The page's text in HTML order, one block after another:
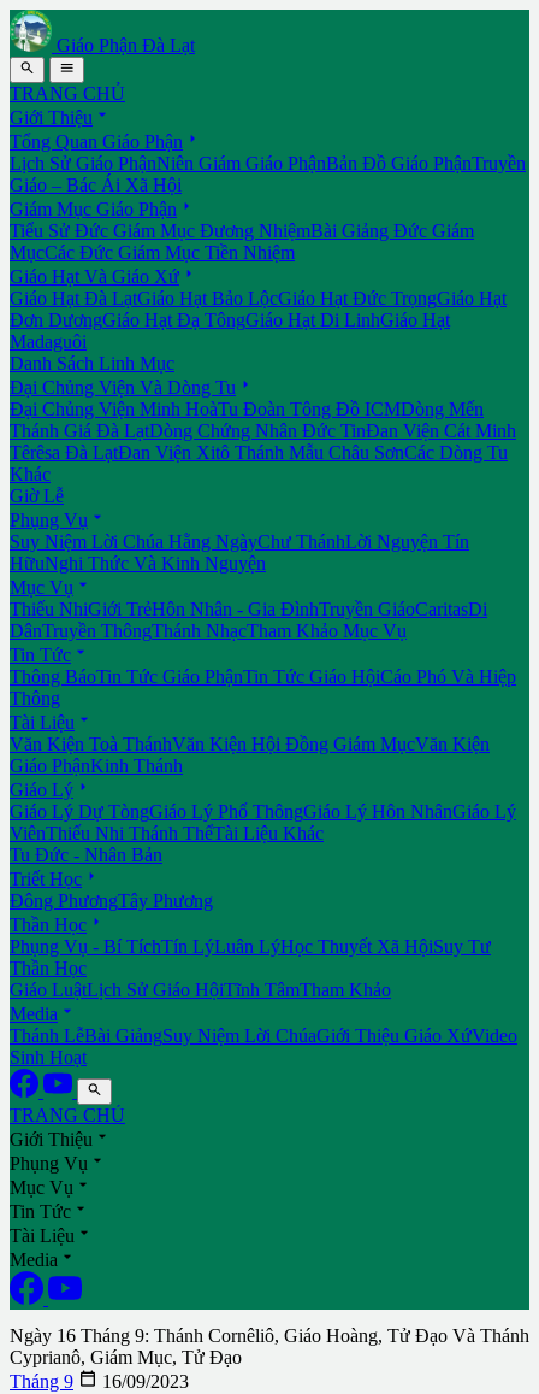
Giáo Phận Đà Lạt
 
TRANG CHỦ
Giới Thiệu 
Tổng Quan Giáo Phận 
Lịch Sử Giáo PhậnNiên Giám Giáo PhậnBản Đồ Giáo PhậnTruyền
Giáo – Bác Ái Xã Hội
Giám Mục Giáo Phận 
Tiểu Sử Đức Giám Mục Đương NhiệmBài Giảng Đức Giám
MụcCác Đức Giám Mục Tiền Nhiệm
Giáo Hạt Và Giáo Xứ 
Giáo Hạt Đà LạtGiáo Hạt Bảo LộcGiáo Hạt Đức TrọngGiáo Hạt
Đơn DươngGiáo Hạt Đạ TôngGiáo Hạt Di LinhGiáo Hạt
Madaguôi
Danh Sách Linh Mục
Đại Chủng Viện Và Dòng Tu 
Đại Chủng Viện Minh HoàTu Đoàn Tông Đồ ICMDòng Mến
Thánh Giá Đà LạtDòng Chứng Nhân Đức TinĐan Viện Cát Minh
Têrêsa Đà LạtĐan Viện Xitô Thánh Mẫu Châu SơnCác Dòng Tu
Khác
Giờ Lễ
Phụng Vụ 
Suy Niệm Lời Chúa Hằng NgàyChư ThánhLời Nguyện Tín
HữuNghi Thức Và Kinh Nguyện
Mục Vụ 
Thiếu NhiGiới TrẻHôn Nhân - Gia ĐìnhTruyền GiáoCaritasDi
DânTruyền ThôngThánh NhạcTham Khảo Mục Vụ
Tin Tức 
Thông BáoTin Tức Giáo PhậnTin Tức Giáo HộiCáo Phó Và Hiệp
Thông
Tài Liệu 
Văn Kiện Toà ThánhVăn Kiện Hội Đồng Giám MụcVăn Kiện
Giáo PhậnKinh Thánh
Giáo Lý 
Giáo Lý Dự TòngGiáo Lý Phổ ThôngGiáo Lý Hôn NhânGiáo Lý
ViênThiếu Nhi Thánh ThểTài Liệu Khác
Tu Đức - Nhân Bản
Triết Học 
Đông PhươngTây Phương
Thần Học 
Phụng Vụ - Bí TíchTín LýLuân LýHọc Thuyết Xã HộiSuy Tư
Thần Học
Giáo LuậtLịch Sử Giáo HộiTĩnh TâmTham Khảo
Media 
Thánh LễBài GiảngSuy Niệm Lời ChúaGiới Thiệu Giáo XứVideo
Sinh Hoạt

TRANG CHỦ
Giới Thiệu 
Phụng Vụ 
Mục Vụ 
Tin Tức 
Tài Liệu 
Media 
Ngày 16 Tháng 9: Thánh Cornêliô, Giáo Hoàng, Tử Đạo Và Thánh
Cyprianô, Giám Mục, Tử Đạo
Tháng 9  16/09/2023